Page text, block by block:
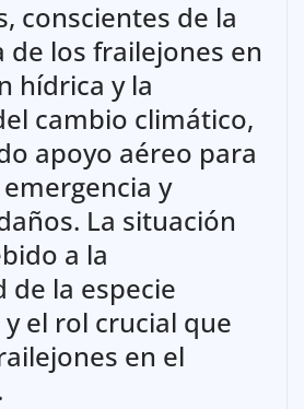
conscientes de la
los frailejones en
hídrica y la
cambio climático,
apoyo aéreo para
y
La situación
a la
de la especie
el rol crucial que
en el